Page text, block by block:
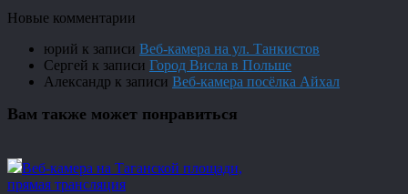
Новые комментарии
юрий к записи Веб-камера на ул. Танкистов
Сергей к записи Город Висла в Польше
Александр к записи Веб-камера посёлка Айхал
Вам также может понравиться
Веб-камера на Таганской площади,
прямая трансляция